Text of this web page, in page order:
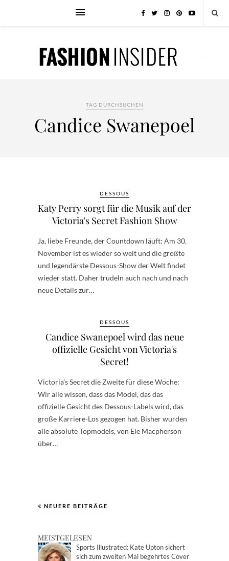
TAG DURCHSUCHEN
Candice Swanepoel
DESSOUS
Katy Perry sorgt für die Musik auf der
Victoria's Secret Fashion Show
Ja, liebe Freunde, der Countdown läuft: Am 30.
November ist es wieder so weit und die größte
und legendärste Dessous-Show der Welt findet
wieder statt. Daher trudeln auch nach und nach
neue Details zur…
DESSOUS
Candice Swanepoel wird das neue
offizielle Gesicht von Victoria's
Secret!
Victoria’s Secret die Zweite für diese Woche:
Wir alle wissen, dass das Model, das das
offizielle Gesicht des Dessous-Labels wird, das
große Karriere-Los gezogen hat. Bisher wurden
alle absolute Topmodels, von Ele Macpherson
über…
NEUERE BEITRÄGE
MEISTGELESEN
Sports Illustrated: Kate Upton sichert
sich zum zweiten Mal begehrtes Cover